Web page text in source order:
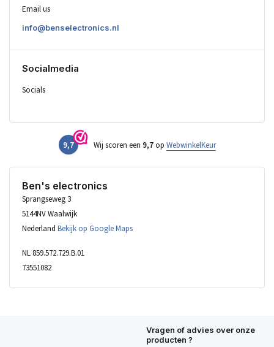
Email us
info@benselectronics.nl
Socialmedia
Socials
9,7 Wij scoren een 9,7op WebwinkelKeur
Ben's electronics
Sprangseweg 3
5144NV Waalwijk
Nederland Bekijk op Google Maps
NL 859.572.729.B.01
73551082
Vragen of advies over onze
producten ?